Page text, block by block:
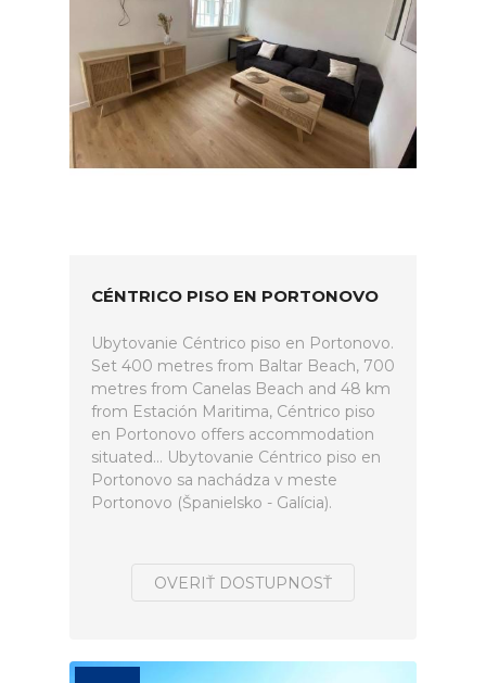
CÉNTRICO PISO EN PORTONOVO
Ubytovanie Céntrico piso en Portonovo.
Set 400 metres from Baltar Beach, 700
metres from Canelas Beach and 48 km
from Estación Maritima, Céntrico piso
en Portonovo offers accommodation
situated... Ubytovanie Céntrico piso en
Portonovo sa nachádza v meste
Portonovo (Španielsko - Galícia).
OVERIŤ DOSTUPNOSŤ